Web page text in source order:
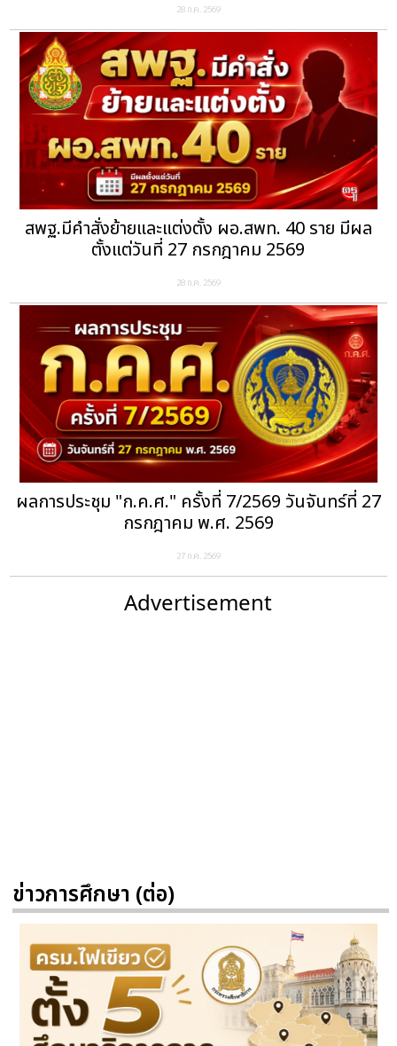
28 ก.ค. 2569
สพฐ.มีคำสั่งย้ายและแต่งตั้ง ผอ.สพท. 40 ราย มีผล
ตั้งแต่วันที่ 27 กรกฎาคม 2569
28 ก.ค. 2569
ผลการประชุม "ก.ค.ศ." ครั้งที่ 7/2569 วันจันทร์ที่ 27
กรกฎาคม พ.ศ. 2569
27 ก.ค. 2569
Advertisement
ข่าวการศึกษา (ต่อ)